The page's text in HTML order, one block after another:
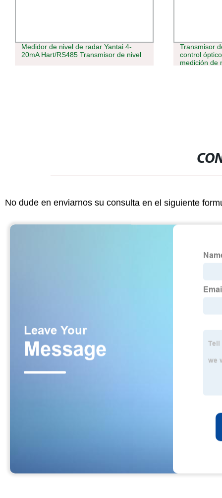
Medidor de nivel de radar Yantai 4-
20mA Hart/RS485 Transmisor de nivel
Transmisor
control
medición de
No dude en enviarnos su consulta en el siguiente